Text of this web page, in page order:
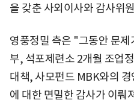
을 갖춘 사외이사와 감사위
영풍정밀 측은 "그동안 문제
부, 석포제련소 2개월 조업
대책, 사모펀드 MBK와의
에 대한 면밀한 감사가 이뤄